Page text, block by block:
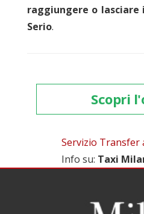
raggiungere o lasciare
Serio.
Scopri
Servizio
Info su: Taxi